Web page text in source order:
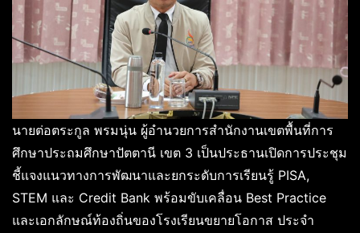
นายต่อตระกูล พรมนุ่น ผู้อำนวยการสำนักงานเขตพื้นที่การ
ศึกษาประถมศึกษาปัตตานี เขต 3 เป็นประธานเปิดการประชุม
ชี้แจงแนวทางการพัฒนาและยกระดับการเรียนรู้ PISA,
STEM และ Credit Bank พร้อมขับเคลื่อน Best Practice
และเอกลักษณ์ท้องถิ่นของโรงเรียนขยายโอกาส ประจำ